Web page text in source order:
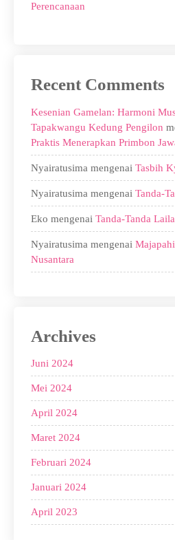
Perencanaan
Recent Comments
Kesenian Gamelan: Harmoni
Tapakwangu Kedung Pengilon
Praktis Menerapkan Primbon
Nyairatusima mengenai Tasbih
Nyairatusima mengenai Tanda-
Eko mengenai Tanda-Tanda
Nyairatusima mengenai
Nusantara
Archives
Juni 2024
Mei 2024
April 2024
Maret 2024
Februari 2024
Januari 2024
April 2023